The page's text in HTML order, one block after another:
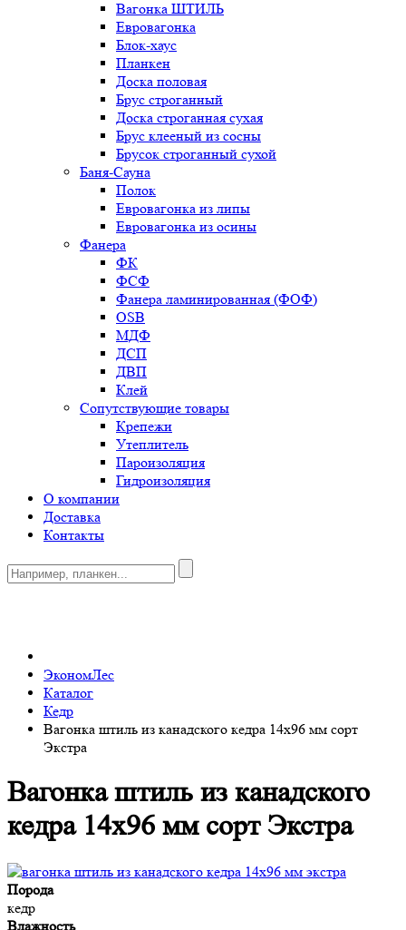
Вагонка ШТИЛЬ
Евровагонка
Блок-хаус
Планкен
Доска половая
Брус строганный
Доска строганная сухая
Брус клееный из сосны
Брусок строганный сухой
Баня-Сауна
Полок
Евровагонка из липы
Евровагонка из осины
Фанера
ФК
ФСФ
Фанера ламинированная (ФОФ)
OSB
МДФ
ДСП
ДВП
Клей
Сопутствующие товары
Крепежи
Утеплитель
Пароизоляция
Гидроизоляция
О компании
Доставка
Контакты
ЭкономЛес
Каталог
Кедр
Вагонка штиль из канадского кедра 14x96 мм сорт
Экстра
Вагонка штиль из канадского
кедра 14x96 мм сорт Экстра
Порода
кедр
Влажность